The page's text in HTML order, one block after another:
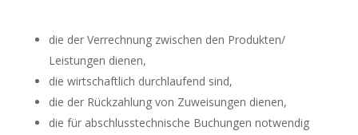
die der Verrechnung zwischen den Produkten/
Leistungen dienen,
die wirtschaftlich durchlaufend sind,
die der Rückzahlung von Zuweisungen dienen,
die für abschlusstechnische Buchungen notwendig